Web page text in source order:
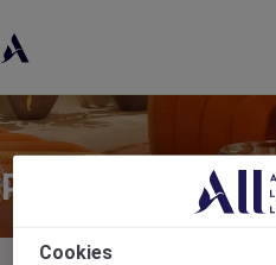
Partager à
Cookies